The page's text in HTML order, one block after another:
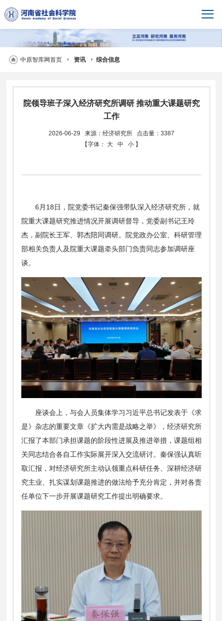
中原智库网首页 资讯 综合信息
院领导班子深入经济研究所调研 推动重大课题研究
工作
2026-06-29 来源：经济研究所
点击量：3387
【字体：
大 中 小 】
6月18日，院党委书记秦保强带队深入经济研究所，就
院重大课题研究推进情况开展调研督导，党委副书记王玲
杰，副院长王军、郭杰陪同调研。院党政办公室、科研管理
部相关负责人及院重大课题牵头部门负责同志参加调研座
谈。
座谈会上，与会人员集体学习习近平总书记发表于《求
是》杂志的重要文章《扩大内需是战略之举》，经济研究所
汇报了本部门承担课题的阶段性进展及推进举措，课题组相
关同志结合各自工作实际展开深入交流研讨。秦保强认真听
取汇报，对经济研究所主动认领重点科研任务、深耕经济研
究主业、扎实谋划课题推进的做法给予充分肯定，并对各责
任单位下一步开展课题研究工作提出明确要求。